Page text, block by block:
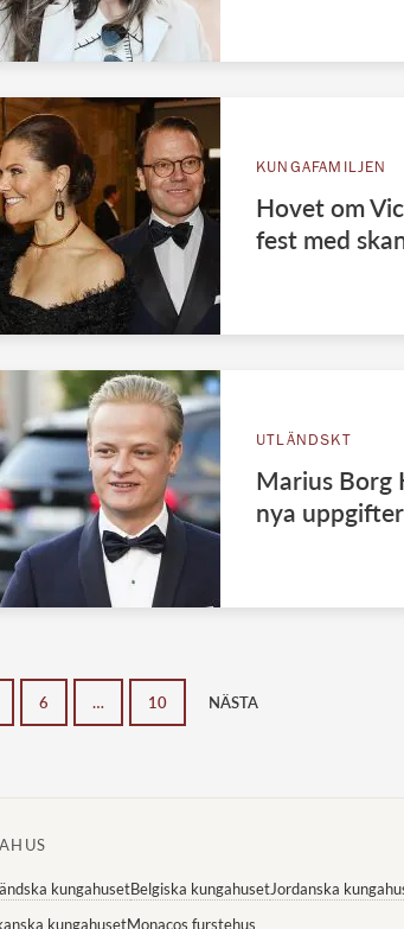
KUNGAFAMILJEN
Hovet om
fest med
UTLÄNDSKT
Marius Borg
nya
6 … 10 NÄSTA
kungahusetBelgiska kungahusetJordanska
kungahusetMonacos furstehus